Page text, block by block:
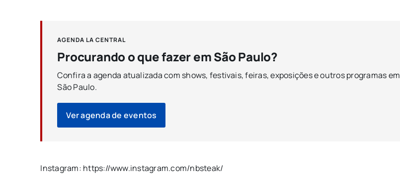
AGENDA LA CENTRAL
Procurando o que fazer em São Paulo?
Confira a agenda atualizada com shows, festivais, feiras, exposições e outros programas em
São Paulo.
Ver agenda de eventos
Instagram: https://www.instagram.com/nbsteak/